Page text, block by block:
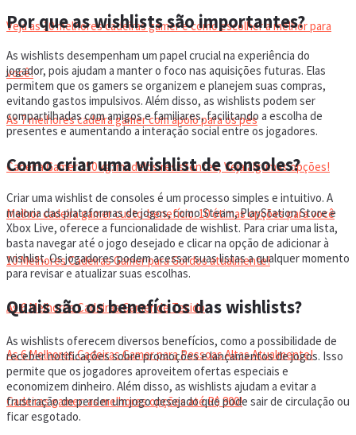
Veja as 10 melhores cadeiras gamer e como escolher a melhor para
você!
As 7 melhores cadeira gamer com apoio para os pés
Cadeira Gamer 150 kg: modelos resistentes, Veja algumas opções!
Melhor cadeira gamer custo-benefício: 10 ótimas opções para você
10 Melhores Cadeiras Gamer para Gordos atualmente!
As 6 Melhores Cadeiras Gamer de Tecido
As 6 Melhores Cadeiras Gamer para Pessoas Altas Atualmente!
Cadeiras gamer: as melhores opções até R$ 800!
Por que as wishlists são importantes?
As wishlists desempenham um papel crucial na experiência do
jogador, pois ajudam a manter o foco nas aquisições futuras. Elas
permitem que os gamers se organizem e planejem suas compras,
evitando gastos impulsivos. Além disso, as wishlists podem ser
compartilhadas com amigos e familiares, facilitando a escolha de
presentes e aumentando a interação social entre os jogadores.
Como criar uma wishlist de consoles?
Criar uma wishlist de consoles é um processo simples e intuitivo. A
maioria das plataformas de jogos, como Steam, PlayStation Store e
Xbox Live, oferece a funcionalidade de wishlist. Para criar uma lista,
basta navegar até o jogo desejado e clicar na opção de adicionar à
wishlist. Os jogadores podem acessar suas listas a qualquer momento
para revisar e atualizar suas escolhas.
Quais são os benefícios das wishlists?
As wishlists oferecem diversos benefícios, como a possibilidade de
receber notificações sobre promoções e lançamentos de jogos. Isso
permite que os jogadores aproveitem ofertas especiais e
economizem dinheiro. Além disso, as wishlists ajudam a evitar a
frustração de perder um jogo desejado que pode sair de circulação ou
ficar esgotado.